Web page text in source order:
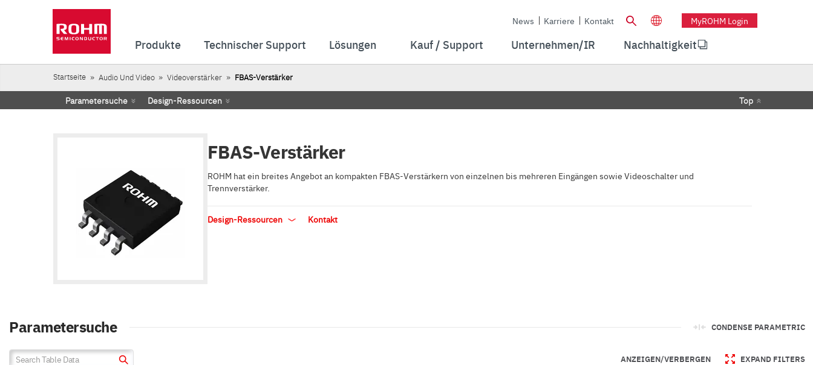
News Karriere Kontakt MyROHM Login
Produkte Technischer Support Lösungen Kauf / Support Unternehmen/IR Nachhaltigkeit
Startseite Audio Und Video Videoverstärker FBAS-Verstärker
Parametersuche Design-Ressourcen Top
FBAS-Verstärker
ROHM hat ein breites Angebot an kompakten FBAS-Verstärkern von einzelnen bis mehreren Eingängen sowie Videoschalter und
Trennverstärker.
Design-Ressourcen Kontakt
Parametersuche CONDENSE PARAMETRIC
ANZEIGEN/VERBERGEN EXPAND FILTERS